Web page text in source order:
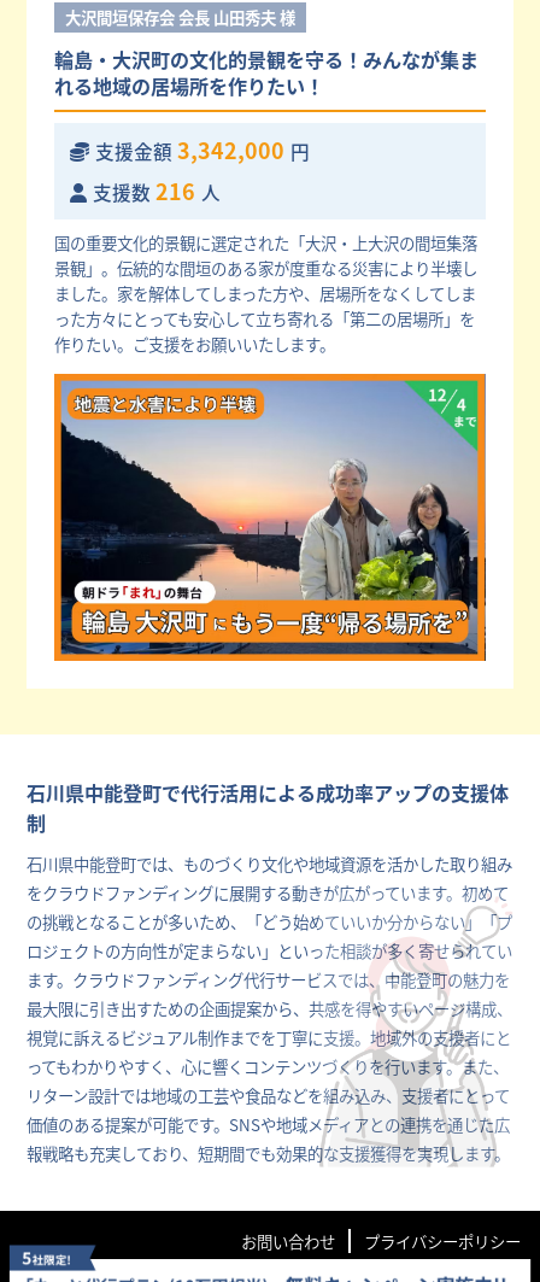
大沢間垣保存会 会長 山田秀夫 様
輪島・大沢町の文化的景観を守る！みんなが集ま
れる地域の居場所を作りたい！
支援金額 3,342,000 円
支援数 216 人
国の重要文化的景観に選定された「大沢・上大沢の間垣集落
景観」。伝統的な間垣のある家が度重なる災害により半壊し
ました。家を解体してしまった方や、居場所をなくしてしま
った方々にとっても安心して立ち寄れる「第二の居場所」を
作りたい。ご支援をお願いいたします。
石川県中能登町で代行活用による成功率アップの支援体
制
石川県中能登町では、ものづくり文化や地域資源を活かした取り組み
をクラウドファンディングに展開する動きが広がっています。初めて
の挑戦となることが多いため、「どう始めていいか分からない」「プ
ロジェクトの方向性が定まらない」といった相談が多く寄せられてい
ます。クラウドファンディング代行サービスでは、中能登町の魅力を
最大限に引き出すための企画提案から、共感を得やすいページ構成、
視覚に訴えるビジュアル制作までを丁寧に支援。地域外の支援者にと
ってもわかりやすく、心に響くコンテンツづくりを行います。また、
リターン設計では地域の工芸や食品などを組み込み、支援者にとって
価値のある提案が可能です。SNSや地域メディアとの連携を通じた広
報戦略も充実しており、短期間でも効果的な支援獲得を実現します。
お問い合わせ プライバシーポリシー